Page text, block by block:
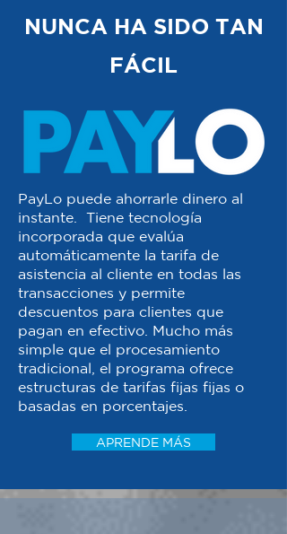
NUNCA HA SIDO TAN
FÁCIL
PayLo puede ahorrarle dinero al
instante. Tiene tecnología
incorporada que evalúa
automáticamente la tarifa de
asistencia al cliente en todas las
transacciones y permite
descuentos para clientes que
pagan en efectivo. Mucho más
simple que el procesamiento
tradicional, el programa ofrece
estructuras de tarifas fijas fijas o
basadas en porcentajes.
APRENDE MÁS